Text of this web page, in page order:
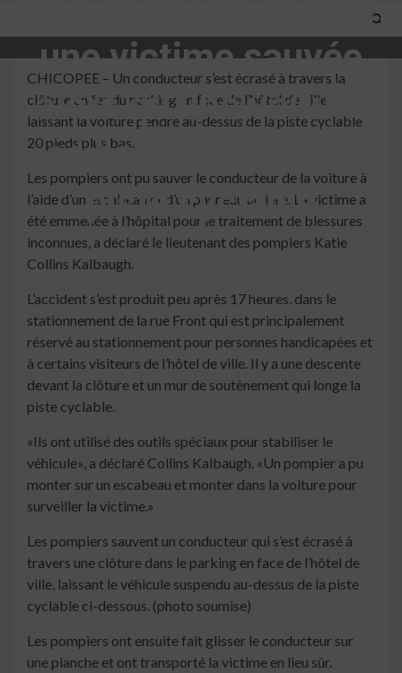
une victime sauvée
alors qu’une voiture
se balance sur une
piste cyclable
CHICOPEE – Un conducteur s’est écrasé à travers la
clôture en fer du parking en face de l’hôtel de ville,
laissant la voiture pendre au-dessus de la piste cyclable
20 pieds plus bas.
Les pompiers ont pu sauver le conducteur de la voiture à
l’aide d’un escabeau et d’un panneau arrière. La victime a
été emmenée à l’hôpital pour le traitement de blessures
inconnues, a déclaré le lieutenant des pompiers Katie
Collins Kalbaugh.
L’accident s’est produit peu après 17 heures. dans le
stationnement de la rue Front qui est principalement
réservé au stationnement pour personnes handicapées et
à certains visiteurs de l’hôtel de ville. Il y a une descente
devant la clôture et un mur de soutènement qui longe la
piste cyclable.
«Ils ont utilisé des outils spéciaux pour stabiliser le
véhicule», a déclaré Collins Kalbaugh. «Un pompier a pu
monter sur un escabeau et monter dans la voiture pour
surveiller la victime.»
Les pompiers sauvent un conducteur qui s’est écrasé à
travers une clôture dans le parking en face de l’hôtel de
ville, laissant le véhicule suspendu au-dessus de la piste
cyclable ci-dessous. (photo soumise)
Les pompiers ont ensuite fait glisser le conducteur sur
une planche et ont transporté la victime en lieu sûr.